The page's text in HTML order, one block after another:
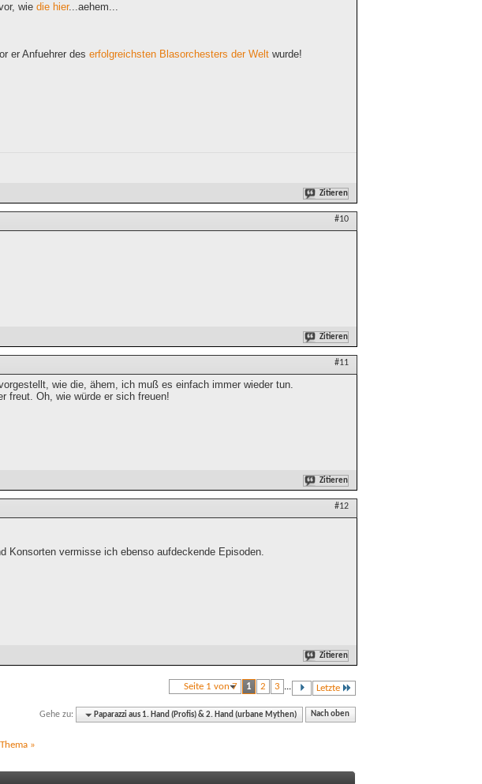
wie die hier...aehem...
er Anfuehrer des erfolgreichsten Blasorchesters der Welt wurde!
Zitieren
#10
Zitieren
#11
wie die, ähem, ich muß es einfach immer wieder tun.
freut. Oh, wie würde er sich freuen!
Zitieren
#12
Konsorten vermisse ich ebenso aufdeckende Episoden.
Zitieren
Seite 1 von 7 1 2 3 ... Letzte
Gehe zu: Paparazzi aus 1. Hand (Profis) & 2. Hand (urbane Mythen) Nach oben
»